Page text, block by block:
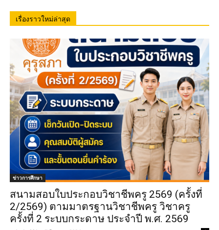
เรื่องราวใหม่ล่าสุด
ข่าวการศึกษา
สนามสอบใบประกอบวิชาชีพครู 2569 (ครั้งที่
2/2569) ตามมาตรฐานวิชาชีพครู วิชาครู
ครั้งที่ 2 ระบบกระดาษ ประจำปี พ.ศ. 2569